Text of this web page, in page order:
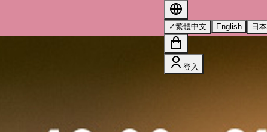
✓繁體中文 English 日
登入